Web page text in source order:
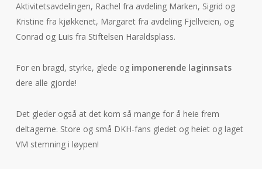
Aktivitetsavdelingen, Rachel fra avdeling Marken, Sigrid og
Kristine fra kjøkkenet, Margaret fra avdeling Fjellveien, og
Conrad og Luis fra Stiftelsen Haraldsplass.
For en bragd, styrke, glede ogimponerende laginnsats
dere alle gjorde!
Det gleder også at det kom så mange for å heie frem
deltagerne. Store og små DKH-fans gledet og heiet og laget
VM stemning i løypen!